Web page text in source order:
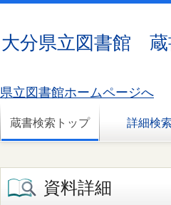
大分県立図書館 蔵
県立図書館ホームページへ
蔵書検索トップ 詳細検索
資料詳細